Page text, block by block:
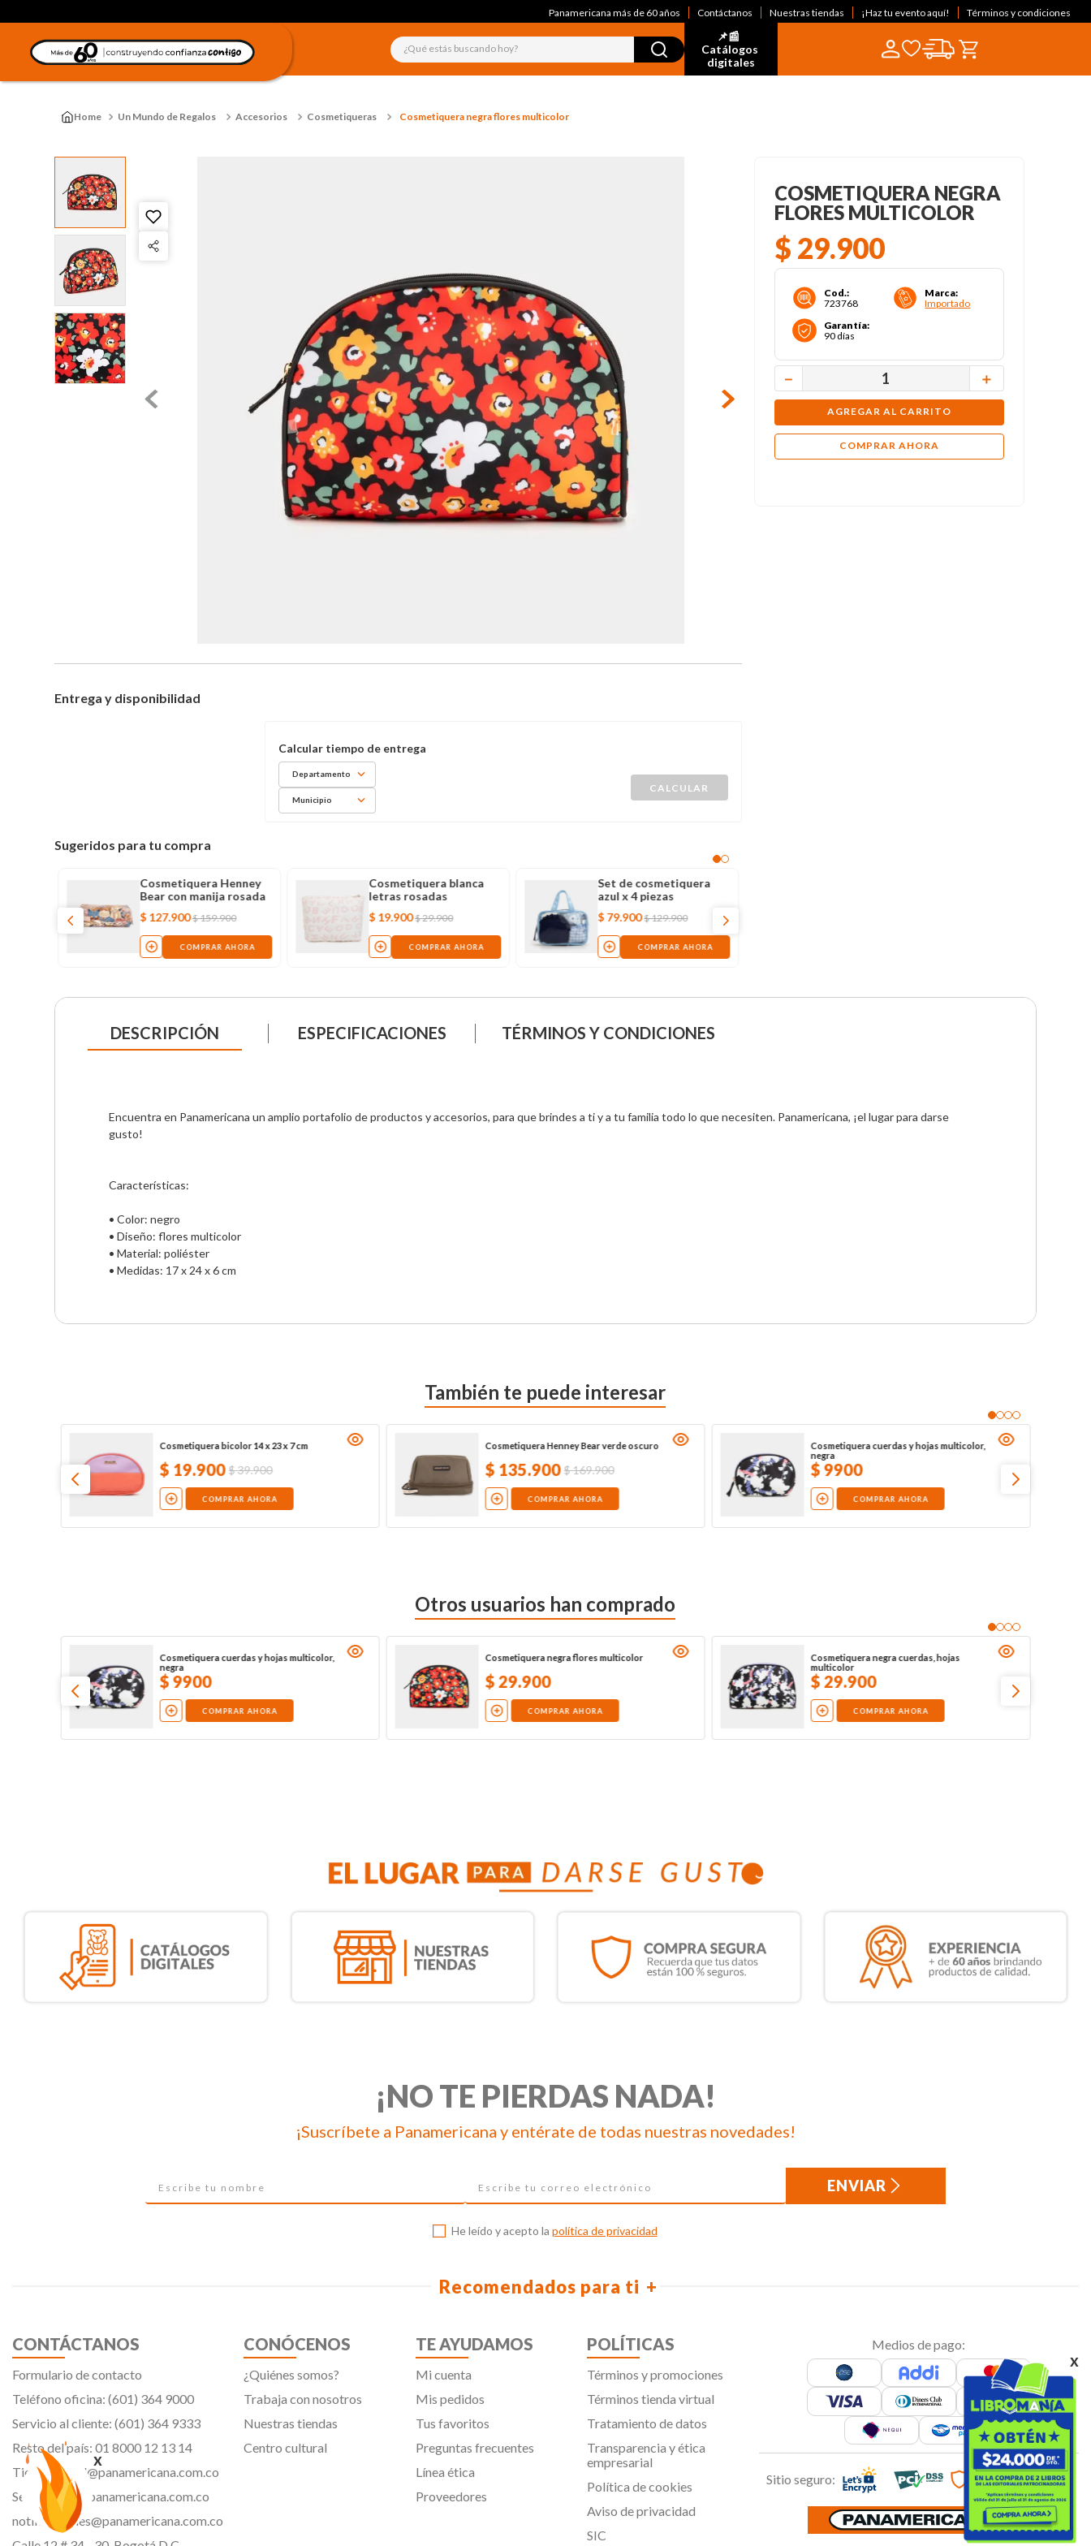
x
x
Panamericana más de 60 años Contáctanos Nuestras tiendas ¡Haz tu evento aquí! Términos y condiciones
¿Qué estás buscando hoy?
📌📰
Catálogos
digitales
Un Mundo de Regalos Accesorios Cosmetiqueras Cosmetiquera negra flores multicolor
Entrega y disponibilidad
Departamento
Municipio
Sugeridos para tu compra
Cosmetiquera Henney
Bear con manija rosada
$ 127.900 $159.900
COMPRAR AHORA
Cosmetiquera blanca
letras rosadas
$ 19.900 $29.900
COMPRAR AHORA
Set de cosmetiquera
azul x 4 piezas
$ 79.900 $129.900
COMPRAR AHORA
COSMETIQUERA NEGRA
FLORES MULTICOLOR
$ 29.900
Cod.:
723768
Marca:
Importado
Garantía:
90 días
＋
－
AGREGAR AL CARRITO
COMPRAR AHORA
DESCRIPCIÓN ESPECIFICACIONES TÉRMINOS Y CONDICIONES
Encuentra en Panamericana un amplio portafolio de productos y accesorios, para que brindes a ti y a tu familia todo lo que necesiten. Panamericana, ¡el lugar para darse
gusto!
Características:
• Color: negro
• Diseño: flores multicolor
• Material: poliéster
• Medidas: 17 x 24 x 6 cm
También te puede interesar
Cosmetiquera bicolor 14 x 23 x 7 cm
$ 19.900 $39.900
COMPRAR AHORA
Cosmetiquera Henney Bear verde oscuro
$ 135.900 $169.900
COMPRAR AHORA
Cosmetiquera cuerdas y hojas multicolor,
negra
$9900
COMPRAR AHORA
Otros usuarios han comprado
Cosmetiquera cuerdas y hojas multicolor,
negra
$9900
COMPRAR AHORA
Cosmetiquera negra flores multicolor
$29.900
COMPRAR AHORA
Cosmetiquera negra cuerdas, hojas
multicolor
$29.900
COMPRAR AHORA
¡NO TE PIERDAS NADA!
¡Suscríbete a Panamericana y entérate de todas nuestras novedades!
ENVIAR
He leído y acepto la política de privacidad
Recomendados para ti
CONTÁCTANOS
Formulario de contacto
Teléfono oficina: (601) 364 9000
Servicio al cliente: (601) 364 9333
Resto del país: 01 8000 12 13 14
Tiendavirtual@panamericana.com.co
Servicliente@panamericana.com.co
notificaciones@panamericana.com.co
CONÓCENOS
¿Quiénes somos?
Trabaja con nosotros
Nuestras tiendas
Centro cultural
TE AYUDAMOS
Mi cuenta
Mis pedidos
Tus favoritos
Preguntas frecuentes
Línea ética
Proveedores
POLÍTICAS
Términos y promociones
Términos tienda virtual
Tratamiento de datos
Transparencia y ética
empresarial
Política de cookies
Aviso de privacidad
SIC
Medios de pago:
Sitio seguro: